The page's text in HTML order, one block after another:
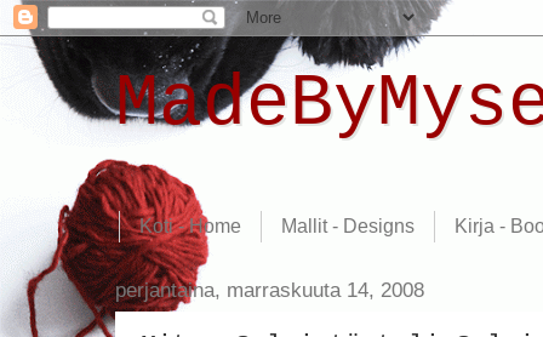
Koti - Home Mallit - Designs Kirja -
perjantaina, marraskuuta 14, 2008